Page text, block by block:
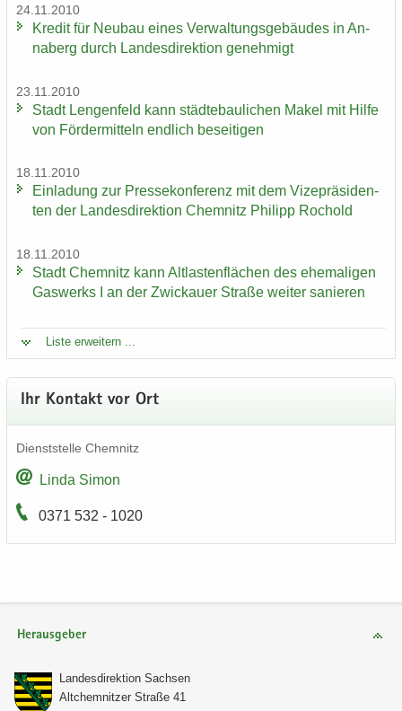
24.11.2010
Kre­dit für Neu­bau eines Ver­wal­tungs­ge­bäu­des in An­
na­berg durch Lan­des­di­rek­ti­on ge­neh­migt
23.11.2010
Stadt Len­gen­feld kann städ­te­bau­li­chen Makel mit Hilfe
von För­der­mit­teln end­lich be­sei­ti­gen
18.11.2010
Ein­la­dung zur Pres­se­kon­fe­renz mit dem Vi­ze­prä­si­den­
ten der Lan­des­di­rek­ti­on Chem­nitz Phil­ipp Ro­chold
18.11.2010
Stadt Chem­nitz kann Alt­las­ten­flä­chen des ehe­ma­li­gen
Gas­werks I an der Zwi­ckau­er Stra­ße wei­ter sa­nie­ren
Liste er­wei­tern ...
Ihr Kon­takt vor Ort
Dienst­stel­le Chem­nitz
Linda Simon
0371 532 - 1020
Herausgeber
Lan­des­di­rek­ti­on Sach­sen
Alt­chem­nit­zer Stra­ße 41